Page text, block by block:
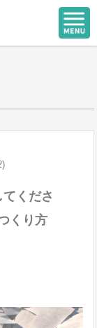
てくださ
くり方